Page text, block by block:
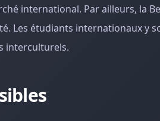
international. Par ailleurs, la
Les étudiants internationaux y
interculturels.